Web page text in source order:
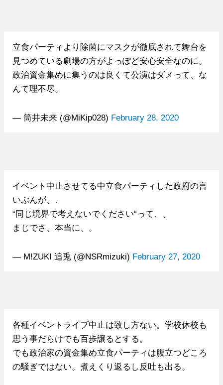
立食パーティより除菌にマスクが徹底されて舞台を
見つめている劇場の方がよっぽど安心安全なのに。
政治資金集めに集うのは良くて公演はダメって、な
んて理不尽。
— 筒井未来 (@MiKip028) February 28, 2020
イベント中止させてる中立食パーティした政府の言
いぶんが、、
“同じ境界で考えないでください“って、、
まじでさ、本当に、。
— M!ZUKI 追兎 (@NSRmizuki) February 27, 2020
各種イベントライブ中止は致し方ない。学校休校も
思う事だらけでも百歩譲るとする。
でも政治家の資金集め立食パーティは腹立つどころ
の騒ぎではない。煮えくり返るし反吐も出る。